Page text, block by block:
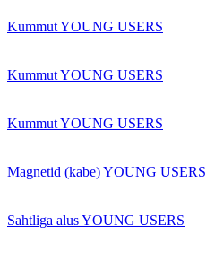
Kummut YOUNG USERS
Kummut YOUNG USERS
Kummut YOUNG USERS
Magnetid (kabe) YOUNG USERS
Sahtliga alus YOUNG USERS